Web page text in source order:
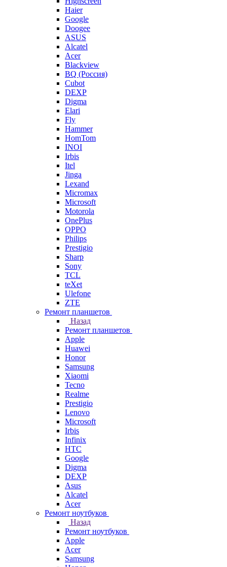
Haier
Google
Doogee
ASUS
Alcatel
Acer
Blackview
BQ (Россия)
Cubot
DEXP
Digma
Elari
Fly
Hammer
HomTom
INOI
Irbis
Itel
Jinga
Lexand
Micromax
Microsoft
Motorola
OnePlus
OPPO
Philips
Prestigio
Sharp
Sony
TCL
teXet
Ulefone
ZTE
Ремонт планшетов
Назад
Ремонт планшетов
Apple
Huawei
Honor
Samsung
Xiaomi
Tecno
Realme
Prestigio
Lenovo
Microsoft
Irbis
Infinix
HTC
Google
Digma
DEXP
Asus
Alcatel
Acer
Ремонт ноутбуков
Назад
Ремонт ноутбуков
Apple
Acer
Samsung